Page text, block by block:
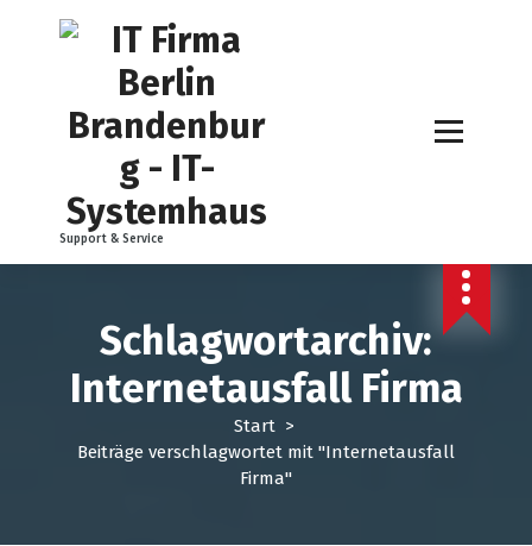
Support & Service
Schlagwortarchiv:
Internetausfall Firma
Start>
Beiträge verschlagwortet mit "Internetausfall
Firma"